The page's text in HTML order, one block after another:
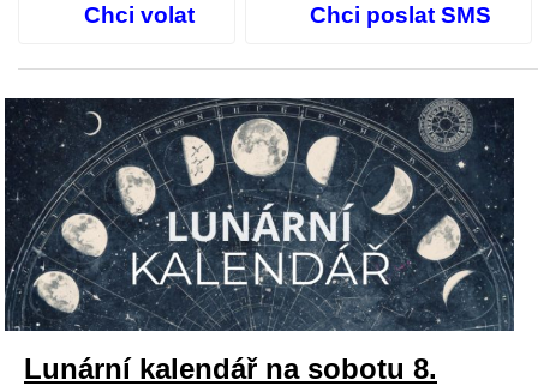
Chci volat Chci poslat SMS
Lunární kalendář na sobotu 8.